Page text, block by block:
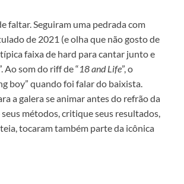
faltar. Seguiram uma pedrada com
de 2021 (e olha que não gosto de
faixa de hard para cantar junto e
Ao som do riff de “18 and Life”, o
boy” quando foi falar do baixista.
a galera se animar antes do refrão da
métodos, critique seus resultados,
tocaram também parte da icônica